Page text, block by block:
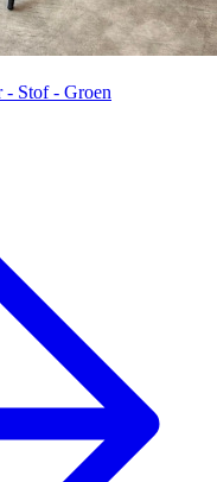
- Stof - Groen